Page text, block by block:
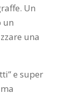
Un
un
una
e super